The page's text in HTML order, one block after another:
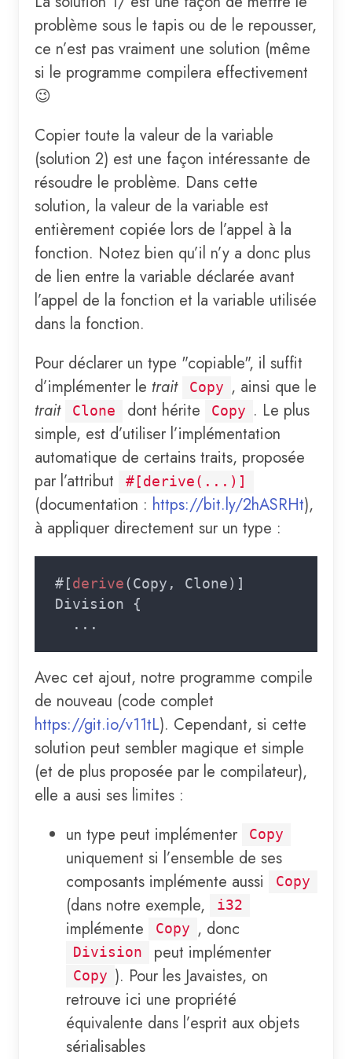
problème sous le tapis ou de le repousser,
ce n’est pas vraiment une solution (même
si le programme compilera effectivement
😉
Copier toute la valeur de la variable
(solution 2) est une façon intéressante de
résoudre le problème. Dans cette
solution, la valeur de la variable est
entièrement copiée lors de l’appel à la
fonction. Notez bien qu’il n’y a donc plus
de lien entre la variable déclarée avant
l’appel de la fonction et la variable utilisée
dans la fonction.
Pour déclarer un type "copiable", il suffit
d’implémenter le trait Copy , ainsi que le
trait
Clone dont hérite Copy . Le plus
simple, est d’utiliser l’implémentation
automatique de certains traits, proposée
par l’attribut
#[derive(...)]
(documentation : https://bit.ly/2hASRHt),
à appliquer directement sur un type :
#[ derive
Avec cet ajout, notre programme compile
de nouveau (code complet
https://git.io/v11tL). Cependant, si cette
solution peut sembler magique et simple
(et de plus proposée par le compilateur),
elle a ausi ses limites :
un type peut implémenter
Copy
uniquement si l’ensemble de ses
composants implémente aussi
Copy
(dans notre exemple, i32
implémente Copy , donc
Division peut implémenter
Copy ). Pour les Javaistes, on
retrouve ici une propriété
équivalente dans l’esprit aux objets
sérialisables